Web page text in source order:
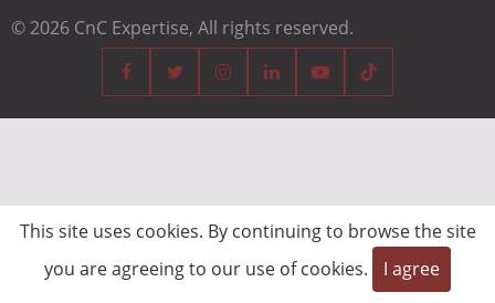
© 2026 CnC Expertise, All rights reserved.
This site uses cookies. By continuing to browse the site
you are agreeing to our use of cookies.
I agree